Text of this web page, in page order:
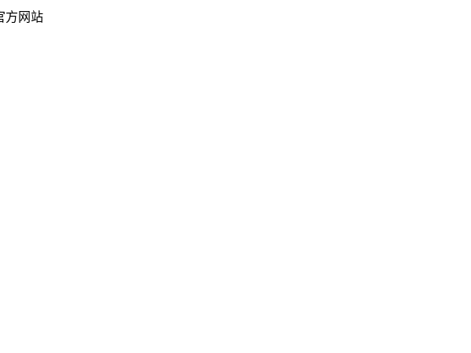
方网站